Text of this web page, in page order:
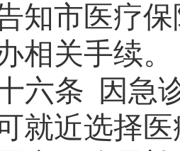
知市医疗
相关手续。
六条
因急
就近选择